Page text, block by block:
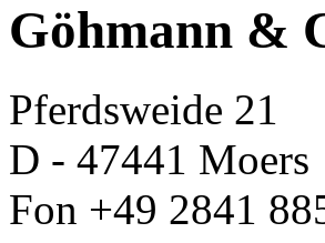
Göhmann &
Pferdsweide 21
D - 47441 Moers
Fon +49 2841